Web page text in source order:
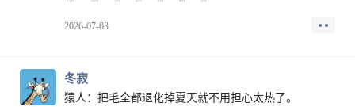
2026-07-03
冬寂
猿人：把毛全都退化掉夏天就不用担心太热了。